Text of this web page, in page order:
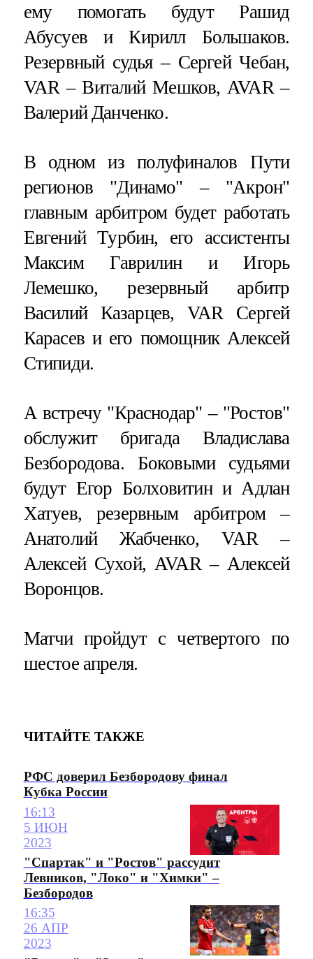
ему помогать будут Рашид
Абусуев и Кирилл Большаков.
Резервный судья – Сергей Чебан,
VAR – Виталий Мешков, AVAR –
Валерий Данченко.
В одном из полуфиналов Пути
регионов "Динамо" – "Акрон"
главным арбитром будет работать
Евгений Турбин, его ассистенты
Максим Гаврилин и Игорь
Лемешко, резервный арбитр
Василий Казарцев, VAR Сергей
Карасев и его помощник Алексей
Стипиди.
А встречу "Краснодар" – "Ростов"
обслужит бригада Владислава
Безбородова. Боковыми судьями
будут Егор Болховитин и Адлан
Хатуев, резервным арбитром –
Анатолий Жабченко, VAR –
Алексей Сухой, AVAR – Алексей
Воронцов.
Матчи пройдут с четвертого по
шестое апреля.
ЧИТАЙТЕ ТАКЖЕ
РФС доверил Безбородову финал
Кубка России
16:13
5 ИЮН
2023
"Спартак" и "Ростов" рассудит
Левников, "Локо" и "Химки" –
Безбородов
16:35
26 АПР
2023